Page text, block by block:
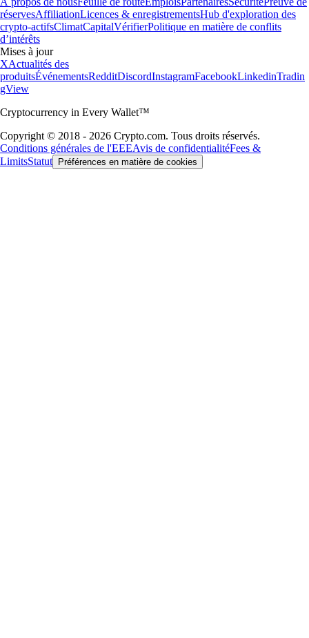
réservesAffiliationLicences & enregistrementsHub d'exploration des
crypto-actifsClimatCapitalVérifierPolitique en matière de conflits
d’intérêts
Mises à jour
XActualités des
produitsÉvénementsRedditDiscordInstagramFacebookLinkedinTradin
gView
Cryptocurrency in Every Wallet™
Copyright © 2018 - 2026 Crypto.com. Tous droits réservés.
Conditions générales de l'EEEAvis de confidentialitéFees &
LimitsStatut Préférences en matière de cookies